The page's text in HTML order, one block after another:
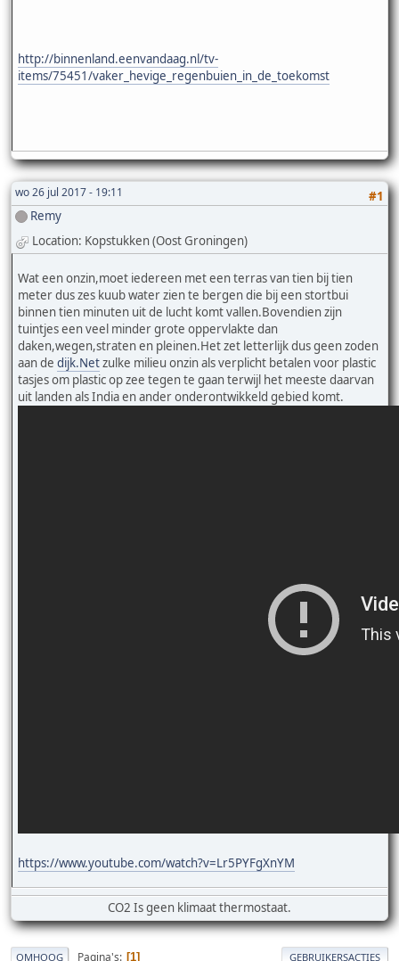
http://binnenland.eenvandaag.nl/tv-
items/75451/vaker_hevige_regenbuien_in_de_toekomst
wo 26 jul 2017 - 19:11
#1
Remy
Location: Kopstukken (Oost Groningen)
Wat een onzin,moet iedereen met een terras van tien bij tien
meter dus zes kuub water zien te bergen die bij een stortbui
binnen tien minuten uit de lucht komt vallen.Bovendien zijn
tuintjes een veel minder grote oppervlakte dan
daken,wegen,straten en pleinen.Het zet letterlijk dus geen zoden
aan de dijk.Netzulke milieu onzin als verplicht betalen voor plastic
tasjes om plastic op zee tegen te gaan terwijl het meeste daarvan
uit landen als India en ander onderontwikkeld gebied komt.
https://www.youtube.com/watch?v=Lr5PYFgXnYM
CO2 Is geen klimaat thermostaat.
OMHOOG Pagina's 1 GEBRUIKERSACTIES